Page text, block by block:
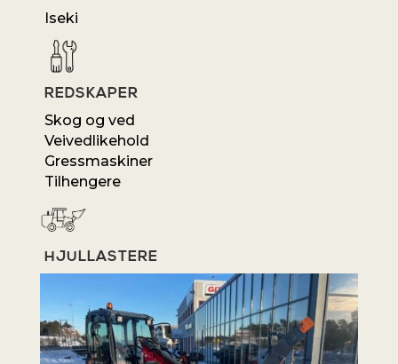
Iseki
REDSKAPER
Skog og ved
Veivedlikehold
Gressmaskiner
Tilhengere
HJULLASTERE